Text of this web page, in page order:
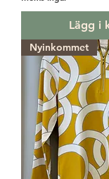
Lägg i
Nyinkommet